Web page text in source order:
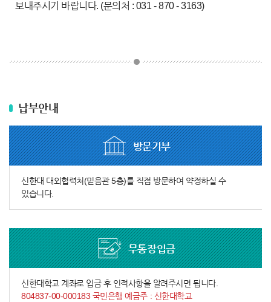
보내주시기 바랍니다. (문의처 : 031 - 870 - 3163)
납부안내
방문기부
신한대 대외협력처(믿음관 5층)를 직접 방문하여 약정하실 수
있습니다.
무통장입금
신한대학교 계좌로 입금 후 인적사항을 알려주시면 됩니다.
804837-00-000183 국민은행 예금주 : 신한대학교